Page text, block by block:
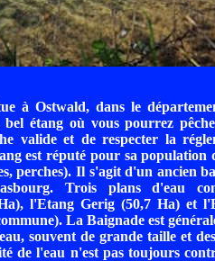
à Ostwald, dans le
étang où vous pourrez
valide et de respecter la
est réputé pour sa population
perches). Il s'agit d'un ancien
Trois plans d'eau
l'Etang Gerig (50,7 Ha) et
La Baignade est
souvent de grande taille et
de l'eau n'est pas toujours